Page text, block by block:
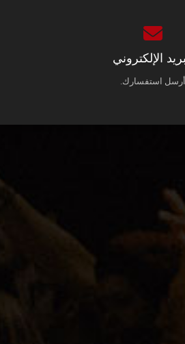
الإلكتروني
أرسل استفسارك.